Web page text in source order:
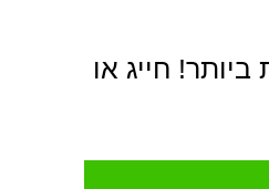
ביותר! חייג או